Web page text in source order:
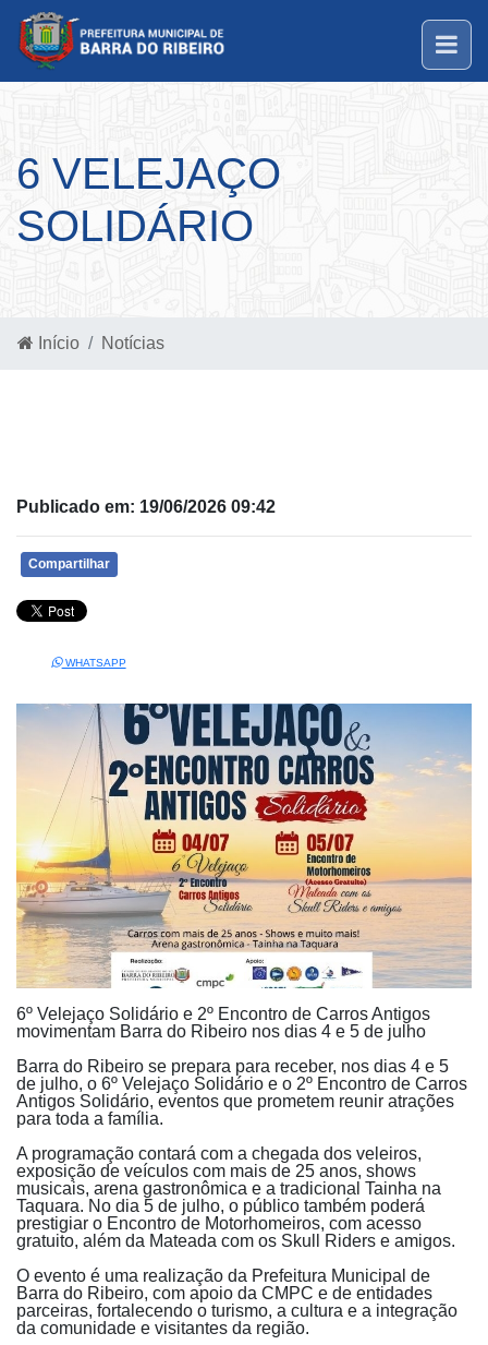
6 VELEJAÇO
SOLIDÁRIO
Início Notícias
Publicado em: 19/06/2026 09:42
Compartilhar
WHATSAPP
6º Velejaço Solidário e 2º Encontro de Carros Antigos
movimentam Barra do Ribeiro nos dias 4 e 5 de julho
Barra do Ribeiro se prepara para receber, nos dias 4 e 5
de julho, o 6º Velejaço Solidário e o 2º Encontro de Carros
Antigos Solidário, eventos que prometem reunir atrações
para toda a família.
A programação contará com a chegada dos veleiros,
exposição de veículos com mais de 25 anos, shows
musicais, arena gastronômica e a tradicional Tainha na
Taquara. No dia 5 de julho, o público também poderá
prestigiar o Encontro de Motorhomeiros, com acesso
gratuito, além da Mateada com os Skull Riders e amigos.
O evento é uma realização da Prefeitura Municipal de
Barra do Ribeiro, com apoio da CMPC e de entidades
parceiras, fortalecendo o turismo, a cultura e a integração
da comunidade e visitantes da região.